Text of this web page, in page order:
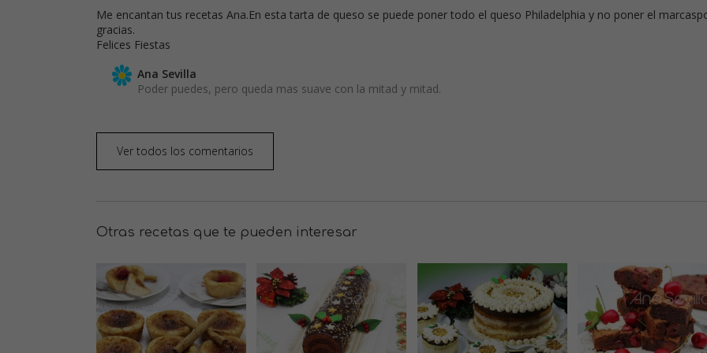
Me encantan tus recetas Ana.En esta tarta de queso se puede poner todo el queso Philadelphia y no poner el
gracias.
Felices Fiestas
Ana Sevilla
Poder puedes, pero queda mas suave con la mitad y mitad.
Ver todos los comentarios
Otras recetas que te pueden interesar